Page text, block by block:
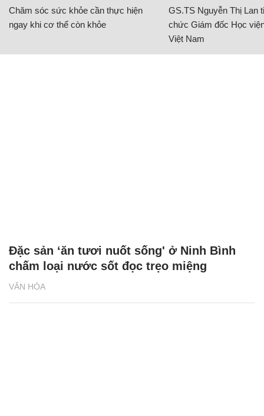
Chăm sóc sức khỏe cần thực hiện
ngay khi cơ thể còn khỏe
GS.TS Nguyễn Thị Lan
chức Giám đốc Học
Việt Nam
VĂN HÓA
Đặc sản ‘ăn tươi nuốt sống' ở Ninh Bình
chấm loại nước sốt đọc trẹo miệng